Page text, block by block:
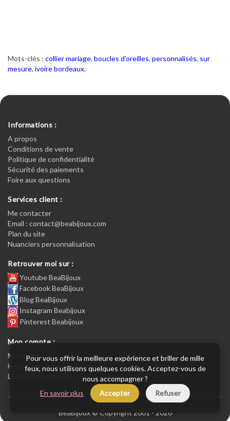
Mots-clés : collier mariage, boucles d'oreilles, personnalisés, sur
mesure, ivoire bordeaux.
Informations :
A propos
Conditions de vente
Politique de confidentialité
Sécurité des paiements
Foire aux questions
Services client :
Me contacter
Email : contact@beabijoux.com
Plan du site
Nuanciers personnalisation
Retrouver moi sur :
Youtube BeaBijoux
Facebook BeaBijoux
Blog BeaBijoux
Instagram Beabijoux
Pinterest Beabijoux
Mon compte :
Mon compte :
Historique de commandes
Lettre d’information
BeaBijoux © Copyright 2001 - 2026
Pour vous offrir la meilleure expérience et briller de mille
feux, nous utilisons quelques cookies. Acceptez-vous de
nous accompagner ?
En savoir plus
Accepter Refuser